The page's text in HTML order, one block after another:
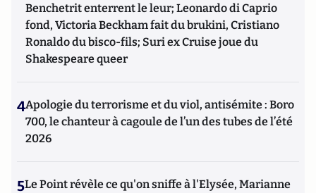
Benchetrit enterrent le leur; Leonardo di Caprio
fond, Victoria Beckham fait du brukini, Cristiano
Ronaldo du bisco-fils; Suri ex Cruise joue du
Shakespeare queer
4Apologie du terrorisme et du viol, antisémite : Boro
700, le chanteur à cagoule de l’un des tubes de l’été
2026
5Le Point révèle ce qu'on sniffe à l'Elysée, Marianne